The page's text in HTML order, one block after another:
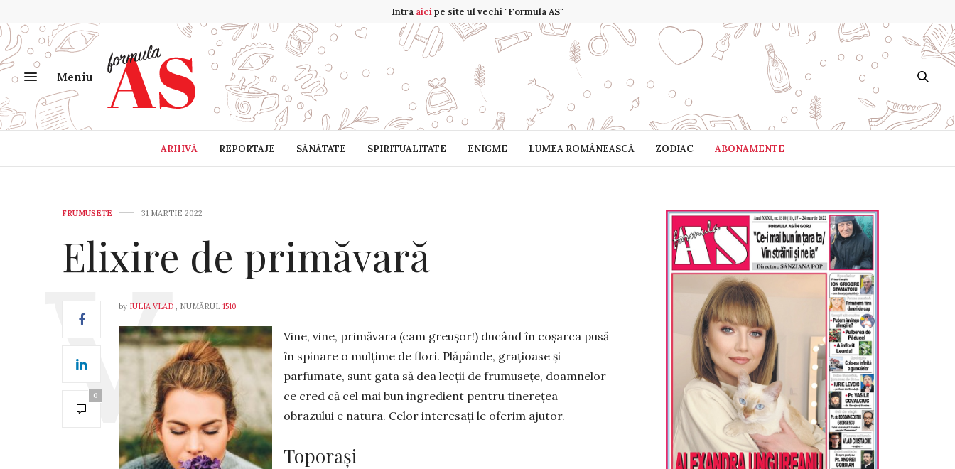
Intra aicipe site ul vechi "Formula AS"
Meniu
ARHIVĂ REPORTAJE SĂNĂTATE SPIRITUALITATE ENIGME LUMEA ROMÂNEASCĂ ZODIAC ABONAMENTE
FRUMUSEȚE 31 MARTIE 2022
Elixire de primăvară
0
by IULIA VLAD , NUMĂRUL 1510
Vine, vine, primăvara (cam gre­u­șor!) ducând în coșarca pusă
în spinare o mulțime de flori. Plăpânde, grațioase și
parfumate, sunt gata să dea lecții de frumusețe, doam­nelor
ce cred că cel mai bun ingre­di­­ent pen­tru tinerețea
obrazului e natu­ra. Celor interesați le oferim ajutor.
Toporași